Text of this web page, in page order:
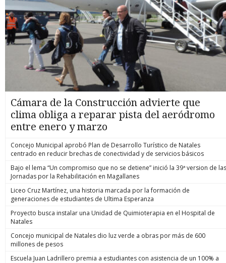
Cámara de la Construcción advierte que
clima obliga a reparar pista del aeródromo
entre enero y marzo
Concejo Municipal aprobó Plan de Desarrollo Turístico de Natales
centrado en reducir brechas de conectividad y de servicios básicos
Bajo el lema “Un compromiso que no se detiene” inició la 39ª version de las
Jornadas por la Rehabilitación en Magallanes
Liceo Cruz Martínez, una historia marcada por la formación de
generaciones de estudiantes de Ultima Esperanza
Proyecto busca instalar una Unidad de Quimioterapia en el Hospital de
Natales
Concejo municipal de Natales dio luz verde a obras por más de 600
millones de pesos
Escuela Juan Ladrillero premia a estudiantes con asistencia de un 100% a